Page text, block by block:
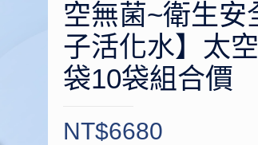
空無菌~衛生安
子活化水】太
袋10袋組合價
NT$6680